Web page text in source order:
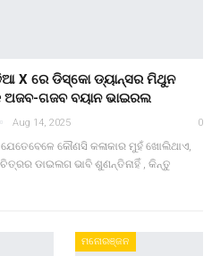
X ରେ ଡିସ୍କୋ ଡ୍ୟାନ୍ସର ମିଥୁନ
ଅଜବ-ଗଜବ ବୟାନ ଭାଇରଲ
Aug 14, 2025 0
କୌଣସି କଳାକାର ମୁହଁ ଖୋଲିଥାଏ,
ଡାଇଲଗ ଭାବି ଶୁଣନ୍ତିନାହିଁ , କିନ୍ତୁ
ମନୋରଞ୍ଜନ